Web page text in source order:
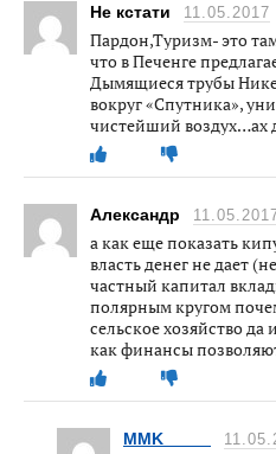
Не кстати 11.05.2017
Пардон,Туризм- это
что в Печенге
Дымящиеся трубы
вокруг «Спутника»,
чистейший воздух…ах
Александр
а как еще показать
власть денег не дает
частный капитал
полярным кругом
сельское хозяйство да
как финансы
MMK_____